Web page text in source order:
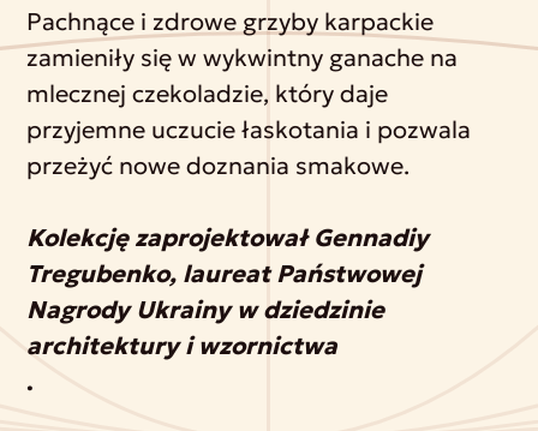
Pachnące i zdrowe grzyby karpackie
zamieniły się w wykwintny ganache na
mlecznej czekoladzie, który daje
przyjemne uczucie łaskotania i pozwala
przeżyć nowe doznania smakowe.
Kolekcję zaprojektował Gennadiy
Tregubenko, laureat Państwowej
Nagrody Ukrainy w dziedzinie
architektury i wzornictwa
.